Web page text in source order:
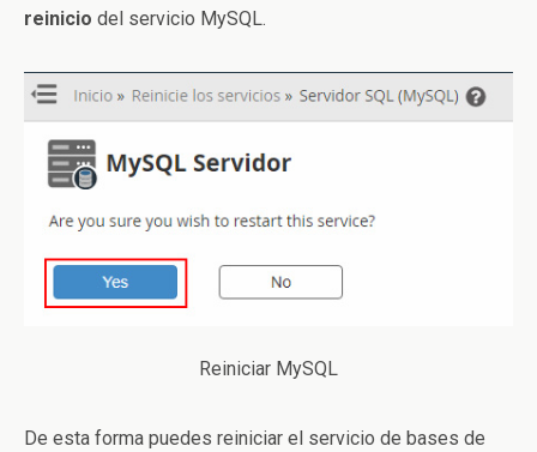
reinicio del servicio MySQL.
Reiniciar MySQL
De esta forma puedes reiniciar el servicio de bases de